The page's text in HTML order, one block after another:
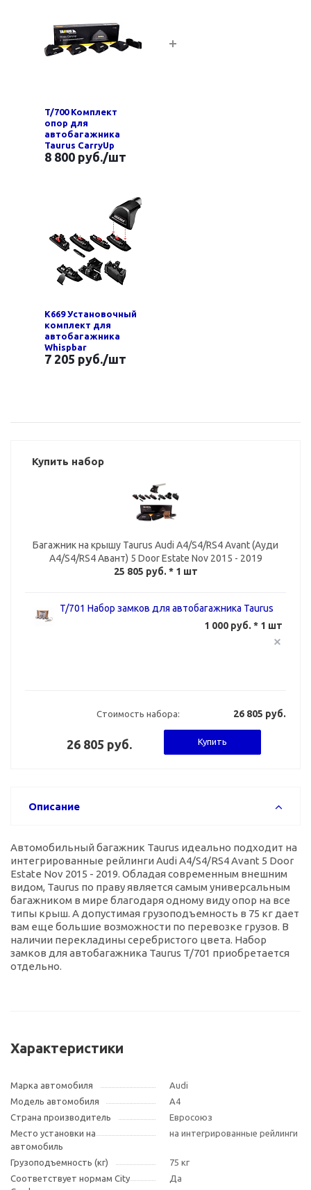
T/700 Комплект
опор для
автобагажника
Taurus CarryUp
8 800 руб./шт
K669 Установочный
комплект для
автобагажника
Whispbar
7 205 руб./шт
Купить набор
Багажник на крышу Taurus Audi A4/S4/RS4 Avant (Ауди
A4/S4/RS4 Авант) 5 Door Estate Nov 2015 - 2019
25 805 руб. * 1 шт
T/701 Набор замков для автобагажника Taurus
1 000 руб. * 1 шт
Стоимость набора: 26 805 руб.
26 805 руб. Купить
Описание
Автомобильный багажник Taurus идеально подходит на
интегрированные рейлинги Audi A4/S4/RS4 Avant 5 Door
Estate Nov 2015 - 2019. Обладая современным внешним
видом, Taurus по праву является самым универсальным
багажником в мире благодаря одному виду опор на все
типы крыш. А допустимая грузоподъемность в 75 кг дает
вам еще большие возможности по перевозке грузов. В
наличии перекладины серебристого цвета. Набор
замков для автобагажника Taurus T/701 приобретается
отдельно.
Характеристики
Марка автомобиля
Audi
Модель автомобиля
A4
Страна производитель
Евросоюз
Место установки на
автомобиль
на интегрированные рейлинги
Грузоподъемность (кг)
75 кг
Соответствует нормам City
Да